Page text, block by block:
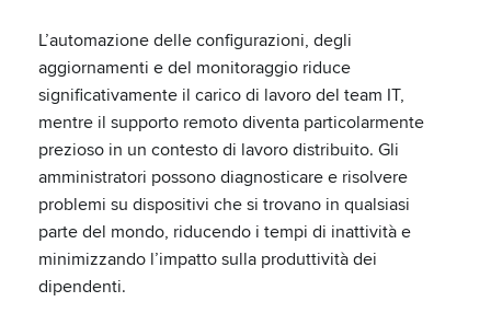
L’automazione delle configurazioni, degli
aggiornamenti e del monitoraggio riduce
significativamente il carico di lavoro del team IT,
mentre il supporto remoto diventa particolarmente
prezioso in un contesto di lavoro distribuito. Gli
amministratori possono diagnosticare e risolvere
problemi su dispositivi che si trovano in qualsiasi
parte del mondo, riducendo i tempi di inattività e
minimizzando l’impatto sulla produttività dei
dipendenti.